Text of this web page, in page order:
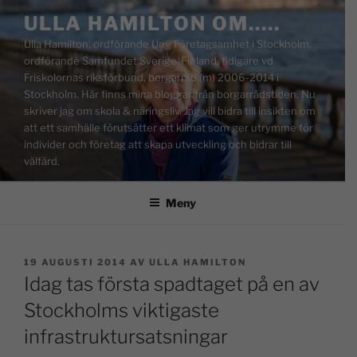
ULLA HAMILTON OM…..
Ulla Hamilton, ordförande Ung Företagsamhet i Stockholm,
ordförande Samfundet Sverige-Finland, tidigare vd
Friskolornas riksförbund, borgarråd (m) 2006-2014 i
Stockholm. Här finns mina bloggar från borgarrådstiden. Nu
skriver jag om skola & näringsliv. Jag vill bidra till insikten om
att ett samhälle förutsätter ett klimat som ger utrymme för
individer och företag att skapa utveckling och bidrar till
välfärd.
Meny
19 AUGUSTI 2014 AV ULLA HAMILTON
Idag tas första spadtaget på en av
Stockholms viktigaste
infrastruktursatsningar